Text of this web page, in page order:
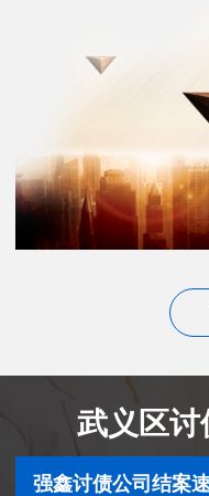
武义区讨
强鑫讨债公司结案